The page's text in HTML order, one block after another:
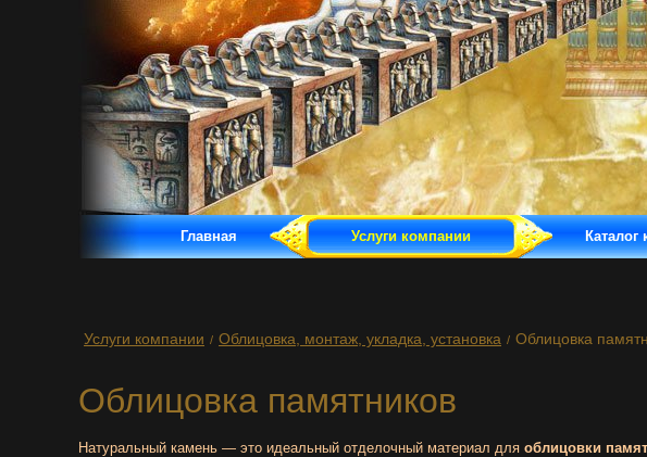
Главная Услуги компании Каталог
Услуги компании / Облицовка, монтаж, укладка, установка / Облицовка
Облицовка памятников
Натуральный камень — это идеальный отделочный материал для облицовки